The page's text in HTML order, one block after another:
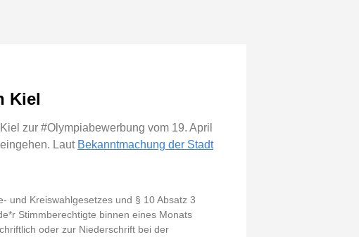
Kiel
zur #Olympiabewerbung vom 19. April
Laut Bekanntmachung der Stadt
und Kreiswahlgesetzes und § 10 Absatz 3
Stimmberechtigte binnen eines Monats
oder zur Niederschrift bei der